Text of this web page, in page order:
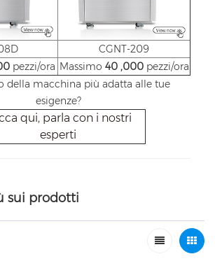
CGNT-209
pezzi/ora Massimo 40 ,000 pezzi/ora
della macchina più adatta alle tue
esigenze?
qui, parla con i nostri
esperti
sui prodotti